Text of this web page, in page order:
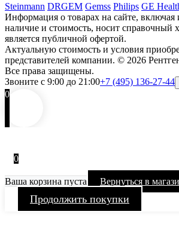
Steinmann DRGEM Gemss Philips GE
Информация о товарах на сайте, включая
наличие и стоимость, носит справочный
является публичной офертой.
Актуальную стоимость и условия
представителей компании. © 2026
Все права защищены.
Звоните с 9:00 до 21:00+7 (495) 136-27-44
0
0
Ваша корзина пуста Вернуться в
Продолжить покупки